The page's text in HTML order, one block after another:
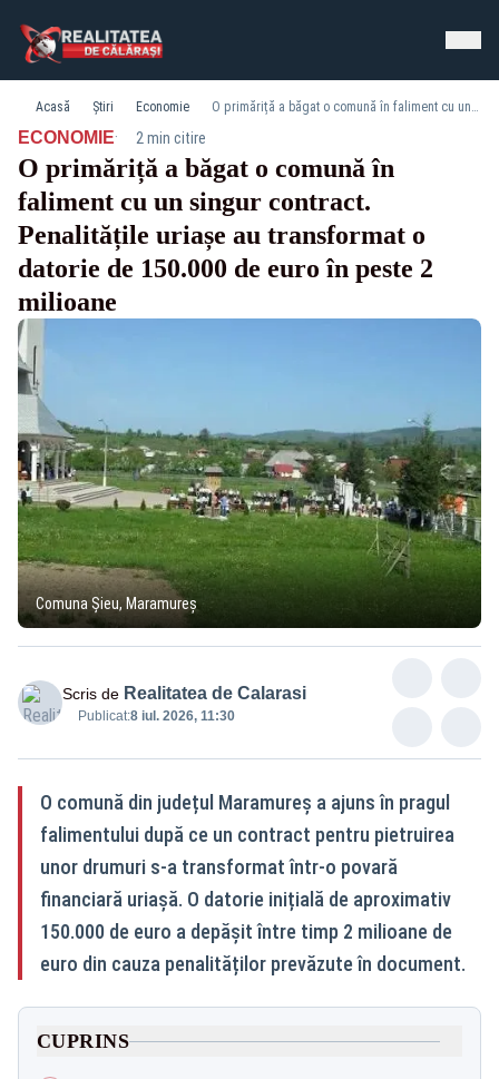
Acasă Știri Economie O primăriță a băgat o comună în faliment cu un singur contract. Penalitățile uriașe au transformat o datorie de 150.000 de euro în peste 2 milioane
ECONOMIE· 2 min citire
O primăriță a băgat o comună în
faliment cu un singur contract.
Penalitățile uriașe au transformat o
datorie de 150.000 de euro în peste 2
milioane
Comuna Șieu, Maramureș
Scris de Realitatea de Calarasi
Publicat:8 iul. 2026, 11:30
O comună din județul Maramureș a ajuns în pragul
falimentului după ce un contract pentru pietruirea
unor drumuri s-a transformat într-o povară
financiară uriașă. O datorie inițială de aproximativ
150.000 de euro a depășit între timp 2 milioane de
euro din cauza penalităților prevăzute în document.
CUPRINS